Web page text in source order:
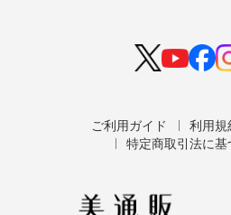
ご利用ガイド 利用規
特定商取引法に基